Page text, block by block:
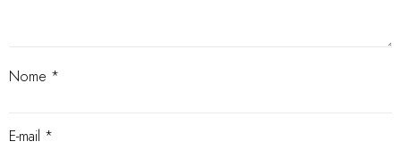
Nome *
E-mail *